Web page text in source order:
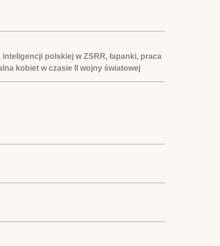
polskiej w ZSRR, łapanki, praca
kobiet w czasie II wojny światowej